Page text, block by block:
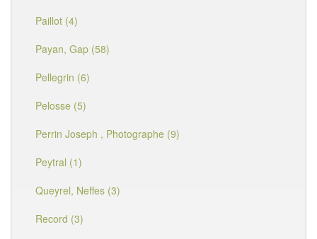
Paillot (4)
Payan, Gap (58)
Pellegrin (6)
Pelosse (5)
Perrin Joseph , Photographe (9)
Peytral (1)
Queyrel, Neffes (3)
Record (3)